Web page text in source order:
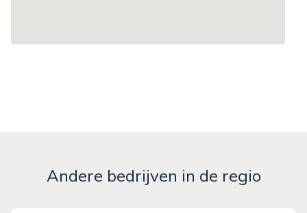
Andere bedrijven in de regio